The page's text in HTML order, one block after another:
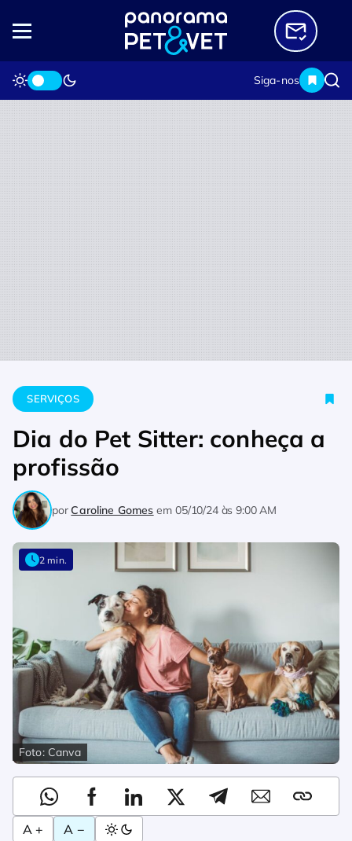
Siga-nos
Home Serviços
SERVIÇOS
Dia do Pet Sitter: conheça a
profissão
porCaroline Gomes em 05/10/24 às 9:00 AM
Foto: Canva
2 min.
A + A −